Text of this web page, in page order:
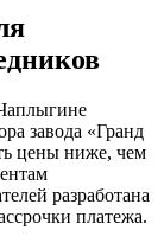
завода «Гранд
цены ниже, чем
разработана
платежа.